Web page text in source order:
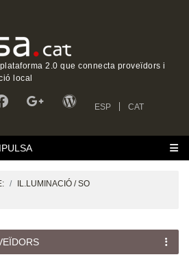
2.0 que connecta proveïdors i
local
ESP CAT
IL.LUMINACIÓ / SO